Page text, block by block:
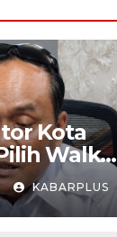
Kota
Walk
Paripurna
KABARPLUS